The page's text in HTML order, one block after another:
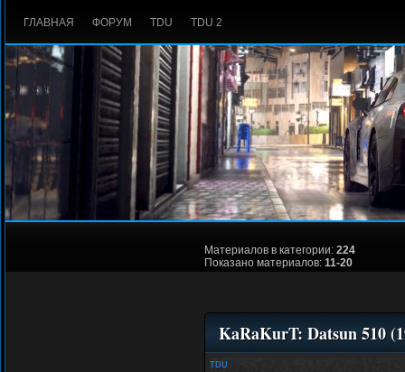
ГЛАВНАЯ ФОРУМ TDU TDU 2
Материалов в категории: 224
Показано материалов: 11-20
KaRaKurT: Datsun 510
TDU